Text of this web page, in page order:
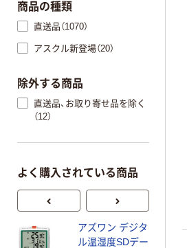
商品の種類
直送品（1070）
アスクル新登場（20）
除外する商品
直送品、お取り寄せ品を除く
（12）
よく購入されている商品
アズワン デジタ
ル温湿度SDデー